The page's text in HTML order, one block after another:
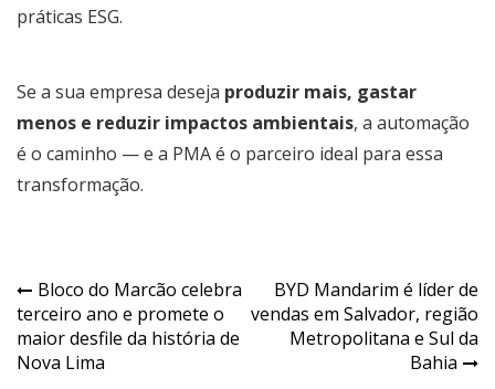
práticas ESG.
Se a sua empresa deseja produzir mais, gastar
menos e reduzir impactos ambientais, a automação
é o caminho — e a PMA é o parceiro ideal para essa
transformação.
Navegação
de
Post
Bloco do Marcão celebra
terceiro ano e promete o
maior desfile da história de
Nova Lima
BYD Mandarim é líder de
vendas em Salvador, região
Metropolitana e Sul da
Bahia